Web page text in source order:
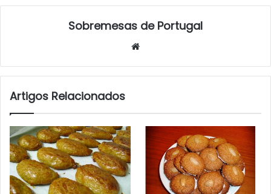
Sobremesas de Portugal
Artigos Relacionados